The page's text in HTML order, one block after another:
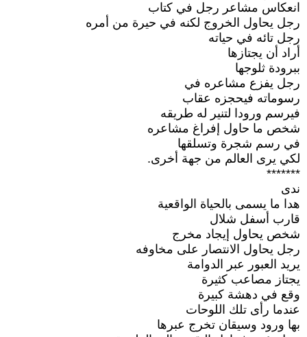
انعكاس مشاعر رجل في كتاب
رجل يحاول الخروج لكنه في حيرة من أمره
رجل تائه في حياته
أراد أن يجتازها
ببرودة ثلوجها
رجل يفزع مشاعره في
رسوماته فيحجزه عقاب
فيرسم ورودا لتنير له طريقه
شخص ما حاول إفراغ مشاعره
في رسم شجرة وتسلقها
لكي يرى العالم من جهة أخرى.
*******
ندى
هدا ما يسمى بالحياة الواقعية
قارب أسفل شلال
شخص يحاول إيجاد مخرج
رجل يحاول الانتصار على مخاوفه
يريد العبور عبر الدوامة
يجتاز مصاعب كثيرة
وقع في دهشة كبيرة
عندما رأى تلك اللوحات
بها ورود وسيقان تخرج عبرها